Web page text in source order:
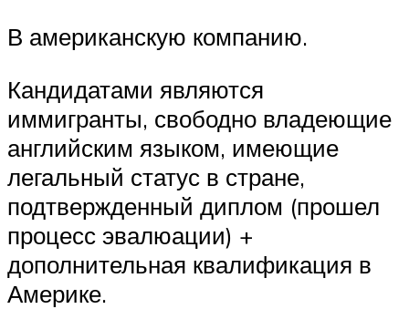
В американскую компанию.
Кандидатами являются
иммигранты, свободно владеющие
английским языком, имеющие
легальный статус в стране,
подтвержденный диплом (прошел
процесс эвалюации) +
дополнительная квалификация в
Америке.